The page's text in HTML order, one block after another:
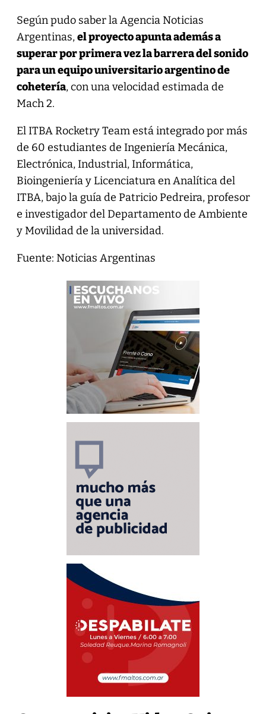
Según pudo saber la Agencia Noticias
Argentinas,el proyecto apunta además a
superar por primera vez la barrera del sonido
para un equipo universitario argentino de
cohetería, con una velocidad estimada de
Mach 2.
El ITBA Rocketry Team está integrado por más
de 60 estudiantes de Ingeniería Mecánica,
Electrónica, Industrial, Informática,
Bioingeniería y Licenciatura en Analítica del
ITBA, bajo la guía de Patricio Pedreira, profesor
e investigador del Departamento de Ambiente
y Movilidad de la universidad.
Fuente: Noticias Argentinas